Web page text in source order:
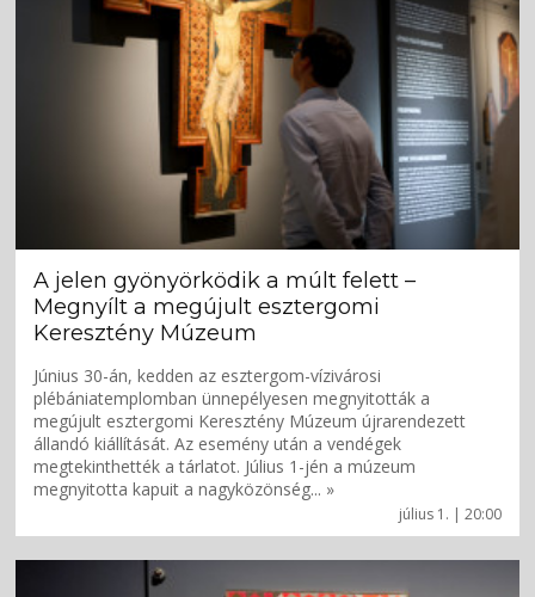
július 1. | 20:00
A jelen gyönyörködik a múlt felett –
Megnyílt a megújult esztergomi
Keresztény Múzeum
Június 30-án, kedden az esztergom-vízivárosi
plébániatemplomban ünnepélyesen megnyitották a
megújult esztergomi Keresztény Múzeum újrarendezett
állandó kiállítását. Az esemény után a vendégek
megtekinthették a tárlatot. Július 1-jén a múzeum
megnyitotta kapuit a nagyközönség... »